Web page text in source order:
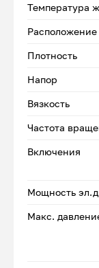
Температура
Плотность
Напор
Вязкость
Частота
Включения
Мощность
Макс.